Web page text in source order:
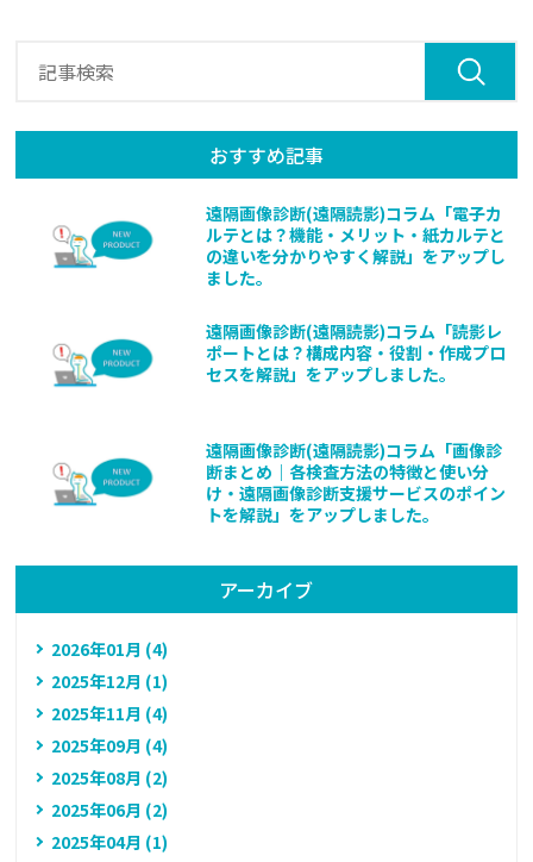
おすすめ記事
遠隔画像診断(遠隔読影)コラム「電子カ
ルテとは？機能・メリット・紙カルテと
の違いを分かりやすく解説」をアップし
ました。
遠隔画像診断(遠隔読影)コラム「読影レ
ポートとは？構成内容・役割・作成プロ
セスを解説」をアップしました。
遠隔画像診断(遠隔読影)コラム「画像診
断まとめ｜各検査方法の特徴と使い分
け・遠隔画像診断支援サービスのポイン
トを解説」をアップしました。
アーカイブ
2026年01月 (4)
2025年12月 (1)
2025年11月 (4)
2025年09月 (4)
2025年08月 (2)
2025年06月 (2)
2025年04月 (1)